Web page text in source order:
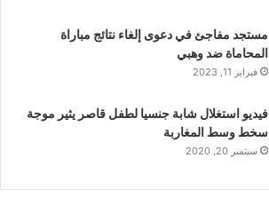
مستجد مفاجئ في دعوى إلغاء نتائج مباراة
المحاماة ضد وهبي
فبراير 11, 2023
فيديو استغلال شابة جنسيا لطفل قاصر يثير موجة
سخط وسط المغاربة
سبتمبر 20, 2020